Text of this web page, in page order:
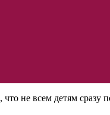
не всем детям